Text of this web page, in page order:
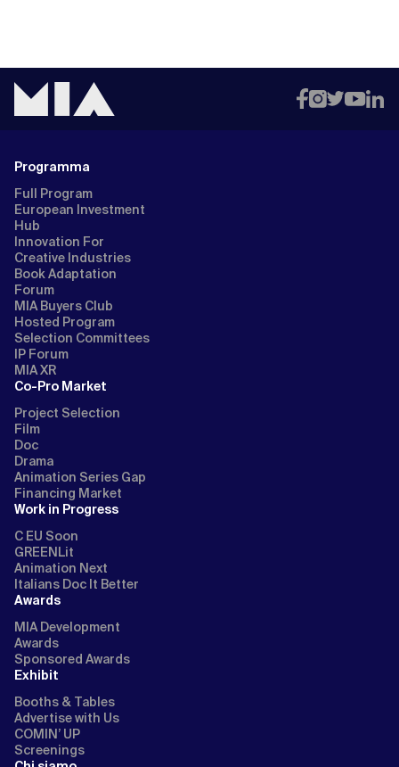
Programma
Full Program
European Investment
Hub
Innovation For
Creative Industries
Book Adaptation
Forum
MIA Buyers Club
Hosted Program
Selection Committees
IP Forum
MIA XR
Co-Pro Market
Project Selection
Film
Doc
Drama
Animation Series Gap
Financing Market
Work in Progress
C EU Soon
GREENLit
Animation Next
Italians Doc It Better
Awards
MIA Development
Awards
Sponsored Awards
Exhibit
Booths & Tables
Advertise with Us
COMIN’ UP
Screenings